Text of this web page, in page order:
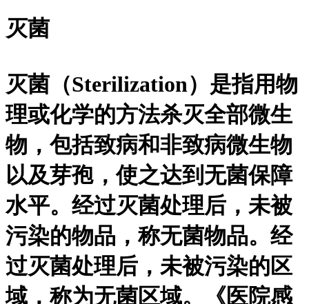
灭菌
灭菌（Sterilization）是指用物
理或化学的方法杀灭全部微生
物，包括致病和非致病微生物
以及芽孢，使之达到无菌保障
水平。经过灭菌处理后，未被
污染的物品，称无菌物品。经
过灭菌处理后，未被污染的区
域，称为无菌区域。《医院感